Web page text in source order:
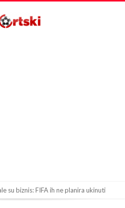
su biznis: FIFA ih ne planira ukinuti